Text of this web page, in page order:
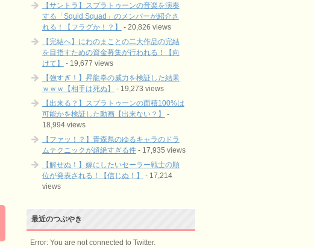
【サントラ】スプラトゥーンの音楽を演奏
する「Squid Squad」のメンバーが紹介さ
れる！【フラグか！？】
- 20,826 views
【完結へ】にわのまことの二大作品の完結
を目指すための資金募集が行われる！【向
けて】
- 19,677 views
【強すぎ！】昇龍拳の威力を検証した結果
ｗｗｗ【相手は死ぬ】
- 19,273 views
【出来る？】スプラトゥーンの面積100%は
可能かを検証した動画【出来ない？】
-
18,994 views
【ファッ！？】青森県のゆるキャラのドラ
ムテクニックが超絶すぎる件- 17,935 views
【解せぬ！】嫁にしたいセーラー戦士の順
位が発表される！【信じぬ！】
- 17,214
views
最近のつぶやき
Error: You are not connected to Twitter.